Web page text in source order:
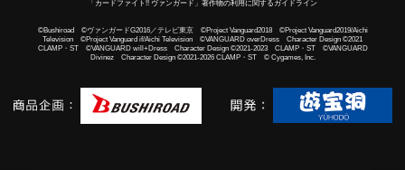
「カードファイト!! ヴァンガード」著作物の利用に関するガイドライン
©Bushiroad ©ヴァンガードG2016／テレビ東京 ©Project Vanguard2018 ©Project Vanguard2019/Aichi
Television ©Project Vanguard if/Aichi Television ©VANGUARD overDress Character Design ©2021
CLAMP・ST ©VANGUARD will+Dress Character Design ©2021-2023 CLAMP・ST ©VANGUARD
Divinez Character Design ©2021-2026 CLAMP・ST © Cygames, Inc.